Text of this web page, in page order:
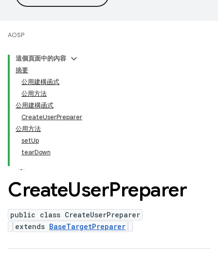
AOSP
這個頁面中的內容
摘要
公用建構函式
公用方法
公用建構函式
CreateUserPreparer
公用方法
setUp
tearDown
CreateUserPreparer
public class CreateUserPreparer
extends BaseTargetPreparer